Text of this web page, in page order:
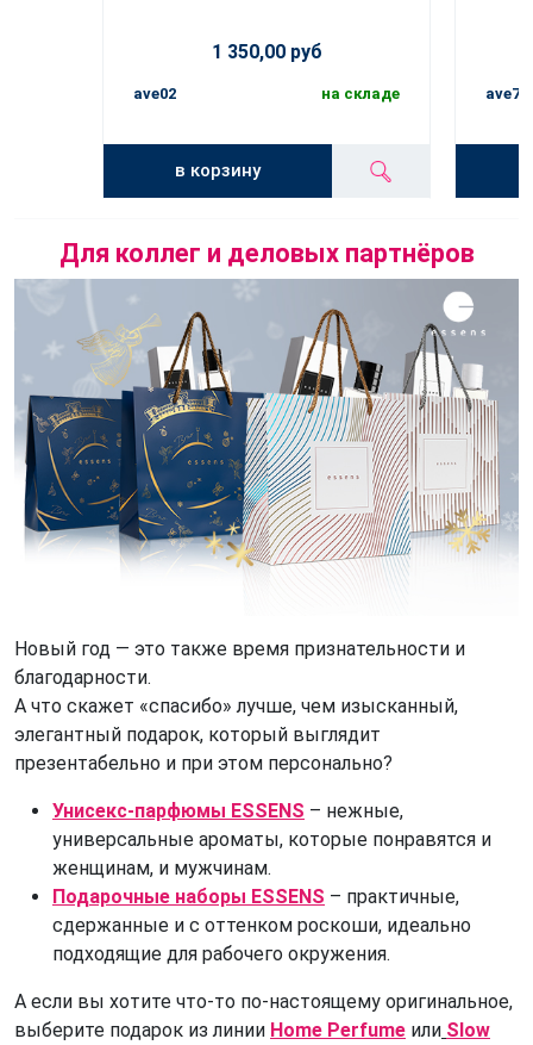
1 350,00 руб
ave02 на складе
в корзину
ave71
Для коллег и деловых партнёров
Новый год — это также время признательности и
благодарности.
А что скажет «спасибо» лучше, чем изысканный,
элегантный подарок, который выглядит
презентабельно и при этом персонально?
Унисекс-парфюмы ESSENS – нежные,
универсальные ароматы, которые понравятся и
женщинам, и мужчинам.
Подарочные наборы ESSENS – практичные,
сдержанные и с оттенком роскоши, идеально
подходящие для рабочего окружения.
А если вы хотите что-то по-настоящему оригинальное,
выберите подарок из линии Home Perfume или Slow